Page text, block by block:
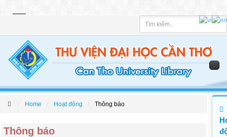
Home Hoạt động Thông báo
Thông báo